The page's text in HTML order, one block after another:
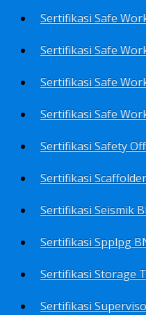
Sertifikasi Safety
Sertifikasi
Sertifikasi Seismik
Sertifikasi Spplpg
Sertifikasi Storage
Sertifikasi